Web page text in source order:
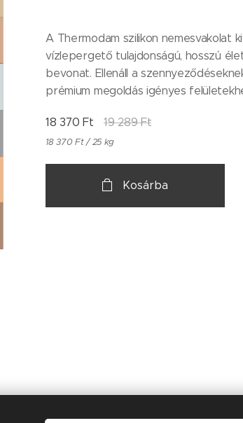
A Thermodam szilikon nemesvakolat
vízlepergető tulajdonságú, hosszú
bevonat. Ellenáll a
prémium megoldás igényes
18 370 Ft 19 289Ft
18 370 Ft / 25 kg
Kosárba